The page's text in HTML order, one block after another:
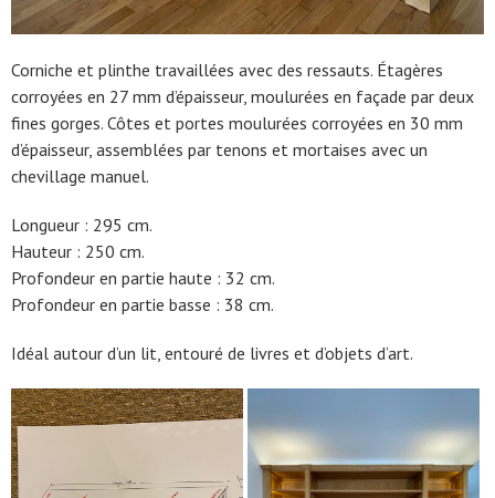
Corniche et plinthe travaillées avec des ressauts. Étagères
corroyées en 27 mm d’épaisseur, moulurées en façade par deux
fines gorges. Côtes et portes moulurées corroyées en 30 mm
d’épaisseur, assemblées par tenons et mortaises avec un
chevillage manuel.
Longueur : 295 cm.
Hauteur : 250 cm.
Profondeur en partie haute : 32 cm.
Profondeur en partie basse : 38 cm.
Idéal autour d’un lit, entouré de livres et d’objets d’art.